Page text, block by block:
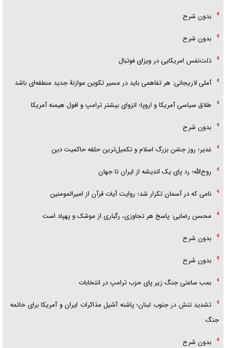
بدون شرح
بدون شرح
ذلت‌نفس امریکایی در ویزای فوتبال
آملی لاریجانی: هر تفاهمی باید در مسیر تکوین موازنۀ جدید منطقه‌ای باشد
طلاق سیاسی آمریکا و اروپا؛ انزوای بیشتر ترامپ و افول هیمنه آمریکا
بدون شرح
غدیر؛ روز جشن بزرگ اسلام و تکمیل‌ترین حلقه حاکمیت دین
روح‌الله؛ رد پای یک اندیشه از ایران تا جهان
نامی که در آسمان تکرار شد؛ روایت آیات قرآن از امیرالمومنین
محسن رضایی: پاسخ هر تجاوزی، رگباری از موشک و پهپاد است
بدون شرح
بدون شرح
بمب ساعتی جنگ زیر پای حزب ترام‍پ در انتخابات
تشدید تنش در جنوب لبنان؛ پاشنه آشیل مذاکرات ایران و آمریکا برای خاتمه
جنگ
بدون شرح